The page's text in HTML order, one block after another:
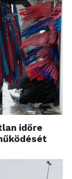
időre